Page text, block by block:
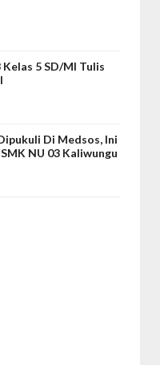
5 SD/MI Tulis
Di Medsos, Ini
NU 03 Kaliwungu